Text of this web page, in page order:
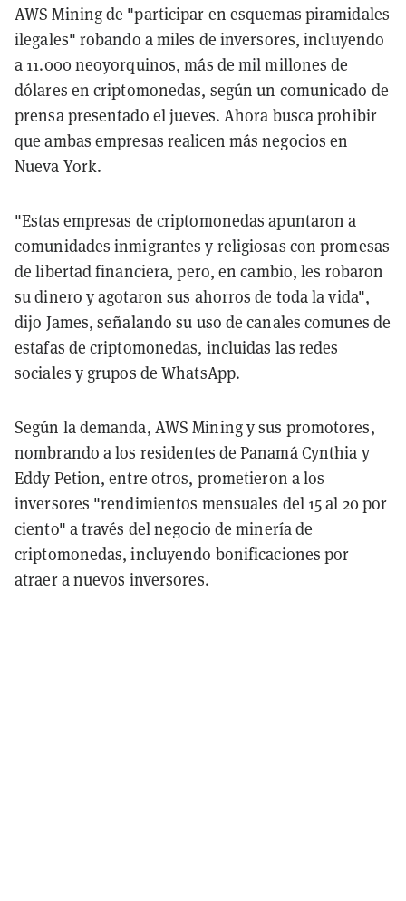
AWS Mining de "participar en esquemas piramidales
ilegales" robando a miles de inversores, incluyendo
a 11.000 neoyorquinos, más de mil millones de
dólares en criptomonedas, según un comunicado de
prensa presentado el jueves. Ahora busca prohibir
que ambas empresas realicen más negocios en
Nueva York.
"Estas empresas de criptomonedas apuntaron a
comunidades inmigrantes y religiosas con promesas
de libertad financiera, pero, en cambio, les robaron
su dinero y agotaron sus ahorros de toda la vida",
dijo James, señalando su uso de canales comunes de
estafas de criptomonedas, incluidas las redes
sociales y grupos de WhatsApp.
Según la demanda, AWS Mining y sus promotores,
nombrando a los residentes de Panamá Cynthia y
Eddy Petion, entre otros, prometieron a los
inversores "rendimientos mensuales del 15 al 20 por
ciento" a través del negocio de minería de
criptomonedas, incluyendo bonificaciones por
atraer a nuevos inversores.